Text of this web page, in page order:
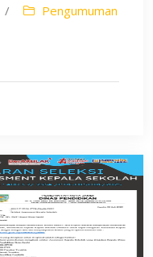
/ Pengumuman